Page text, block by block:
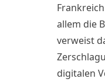
allem die
verweist
digitalen